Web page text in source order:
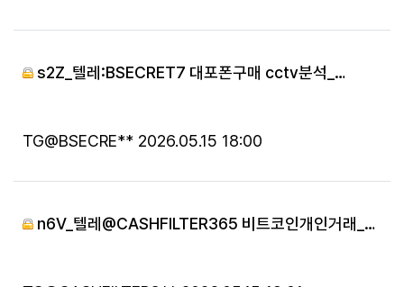
s2Z_텔레:BSECRET7 대포폰구매 cctv분석_…
등록자
TG@BSECRE** 등록일
2026.05.15 18:00
n6V_텔레@CASHFILTER365 비트코인개인거래_…